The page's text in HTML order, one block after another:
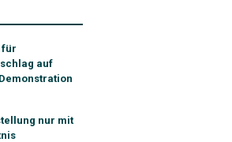
für
auf
nur mit